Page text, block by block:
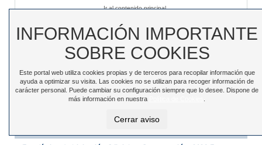
Ir al contenido principal
Toggle
navigation
INFORMACIÓN IMPORTANTE
SOBRE COOKIES
Este portal web utiliza cookies propias y de terceros para recopilar información que
ayuda a optimizar su visita. Las cookies no se utilizan para recoger información de
carácter personal. Puede cambiar su configuración siempre que lo desee. Dispone de
más información en nuestra
Cerrar aviso